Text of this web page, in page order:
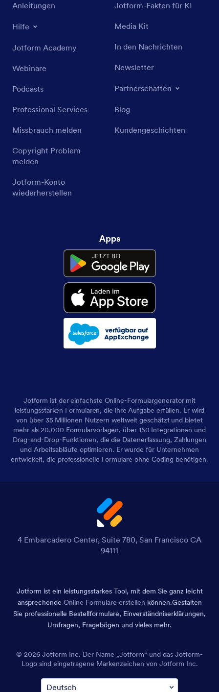
Anleitungen
Hilfe
Jotform Academy
Webinare
Podcasts
Professional Services
Missbrauch melden
Copyright Problem
melden
Jotform-Konto
wiederherstellen
Jotform-Fakten für KI
Media Kit
In den Nachrichten
Newsletter
Partnerschaften
Blog
Kundengeschichten
Apps
Jotform ist der einfachste Online-Formulargenerator mit
leistungsstarken Formularen, die ihre Aufgabe erfüllen. Er wird
von über 35 Millionen Nutzern weltweit geschätzt und bietet
mehr als 20,000 Formularvorlagen, über 150 Integrationen und
Drag-and-Drop-Funktionen, die die Datenerfassung, Zahlungen
und Arbeitsabläufe optimieren. Er wurde für Unternehmen
entwickelt, die professionelle Formulare ohne Coding benötigen.
4 Embarcadero Center, Suite 780, San Francisco CA
94111
Jotform ist ein leistungsstarkes Tool, mit dem Sie ganz leicht
ansprechende Online Formulare erstellen können.Gestalten
Sie professionelle Bestellformulare, Einverständniserklärungen,
Umfragen, Fragebögen und vieles mehr.
© 2026 Jotform Inc. Der Name „Jotform“ und das Jotform-
Logo sind eingetragene Markenzeichen von Jotform Inc.